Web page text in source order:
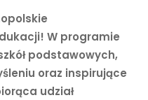
W programie
podstawowych,
oraz inspirujące
udział